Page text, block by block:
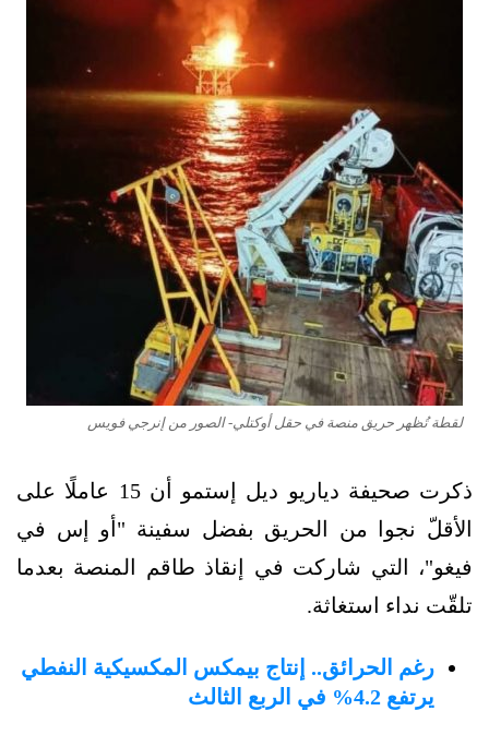
لقطة تُظهر حريق منصة في حقل أوكتلي- الصور من إنرجي فويس
ذكرت صحيفة دياريو ديل إستمو أن 15 عاملًا على
الأقلّ نجوا من الحريق بفضل سفينة "أو إس في
فيغو"، التي شاركت في إنقاذ طاقم المنصة بعدما
تلقّت نداء استغاثة.
رغم الحرائق.. إنتاج بيمكس المكسيكية النفطي
يرتفع 4.2% في الربع الثالث